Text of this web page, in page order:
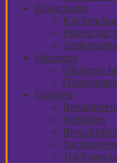
Erwachsene
Kirchenchor
Pilgern auf
Ökumene
Ökumene
Diakonie
Weltladen